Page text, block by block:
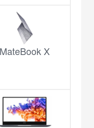
MateBook X